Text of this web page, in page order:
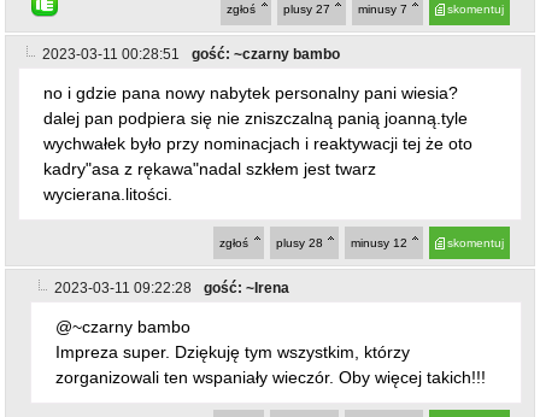
skomentuj
minusy 7
plusy 27
zgłoś
2023-03-11 00:28:51 gość: ~czarny bambo
no i gdzie pana nowy nabytek personalny pani wiesia?
dalej pan podpiera się nie zniszczalną panią joanną.tyle
wychwałek było przy nominacjach i reaktywacji tej że oto
kadry"asa z rękawa"nadal szkłem jest twarz
wycierana.litości.
skomentuj
minusy 12
plusy 28
zgłoś
2023-03-11 09:22:28 gość: ~Irena
@~czarny bambo
Impreza super. Dziękuję tym wszystkim, którzy
zorganizowali ten wspaniały wieczór. Oby więcej takich!!!